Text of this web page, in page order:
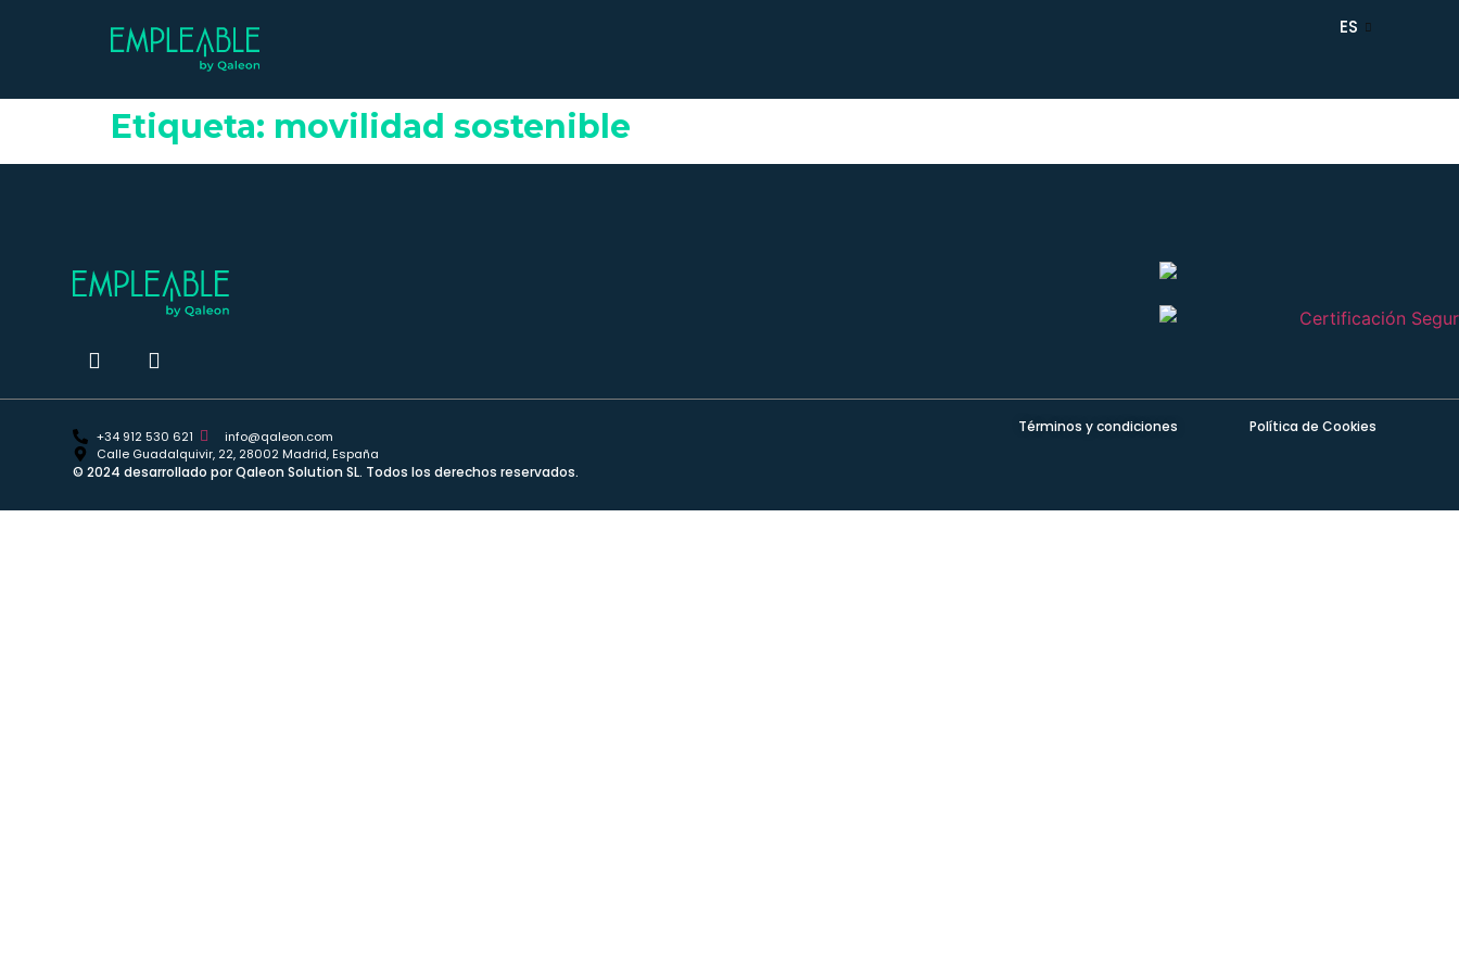
ES
Etiqueta: movilidad sostenible
+34 912 530 621
info@qaleon.com
Calle Guadalquivir, 22, 28002 Madrid, España
© 2024 desarrollado por Qaleon Solution SL. Todos los derechos reservados.
Términos y condiciones Política de Cookies